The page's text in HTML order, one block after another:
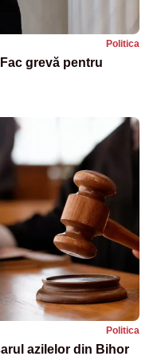
Politica
grevă pentru
Politica
azilelor din Bihor